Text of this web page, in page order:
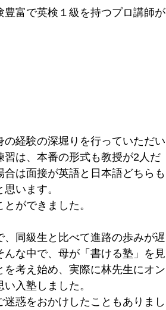
富で英検１級を持つプロ講師が
経験の深堀りを行っていただい
は、本番の形式も教授が2人だ
は面接が英語と日本語どちらも
います。
ができました。
同級生と比べて進路の歩みが遅
な中で、母が「書ける塾」を見
考え始め、実際に林先生にオン
入塾しました。
惑をおかけしたこともありまし